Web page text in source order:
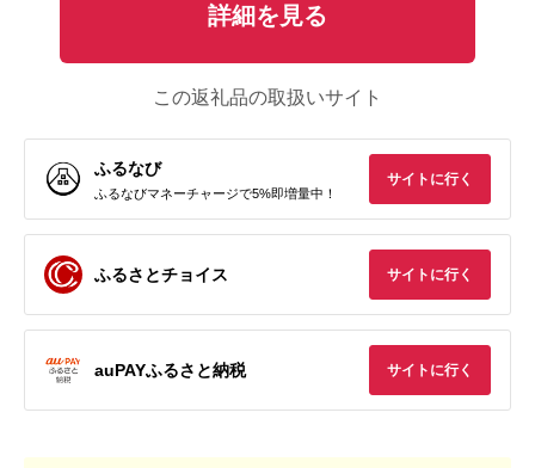
詳細を見る
この返礼品の取扱いサイト
ふるなび
ふるなびマネーチャージで5%即増量中！
サイトに行く
ふるさとチョイス サイトに行く
auPAYふるさと納税 サイトに行く